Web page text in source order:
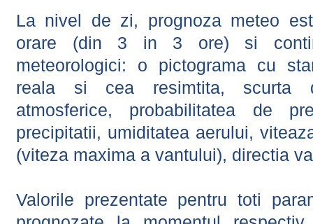
La nivel de zi, prognoza meteo
orare (din 3 in 3 ore) si
meteorologici: o pictograma cu
reala si cea resimtita, scurta
atmosferice, probabilitatea de
precipitatii, umiditatea aerului,
(viteza maxima a vantului), directia
Valorile prezentate pentru toti